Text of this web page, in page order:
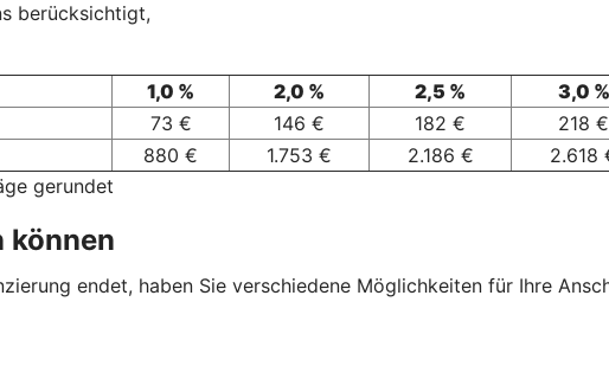
berücksichtigt,
1,0 % 2,0 % 2,5 % 3,0 %
73 € 146 € 182 € 218 €
880 € 1.753 € 2.186 € 2.618
gerundet
können
endet, haben Sie verschiedene Möglichkeiten für Ihre